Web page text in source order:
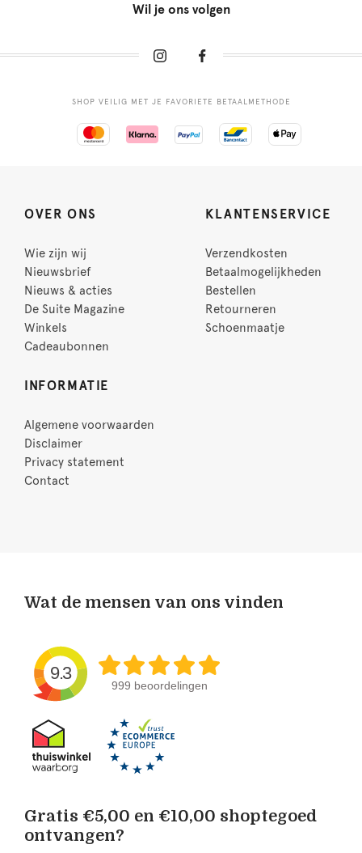
Wil je ons volgen
SHOP VEILIG MET JE FAVORIETE BETAALMETHODE
OVER ONS
Wie zijn wij
Nieuwsbrief
Nieuws & acties
De Suite Magazine
Winkels
Cadeaubonnen
KLANTENSERVICE
Verzendkosten
Betaalmogelijkheden
Bestellen
Retourneren
Schoenmaatje
INFORMATIE
Algemene voorwaarden
Disclaimer
Privacy statement
Contact
Wat de mensen van ons vinden
9.3
999 beoordelingen
Gratis €5,00 en €10,00 shoptegoed
ontvangen?